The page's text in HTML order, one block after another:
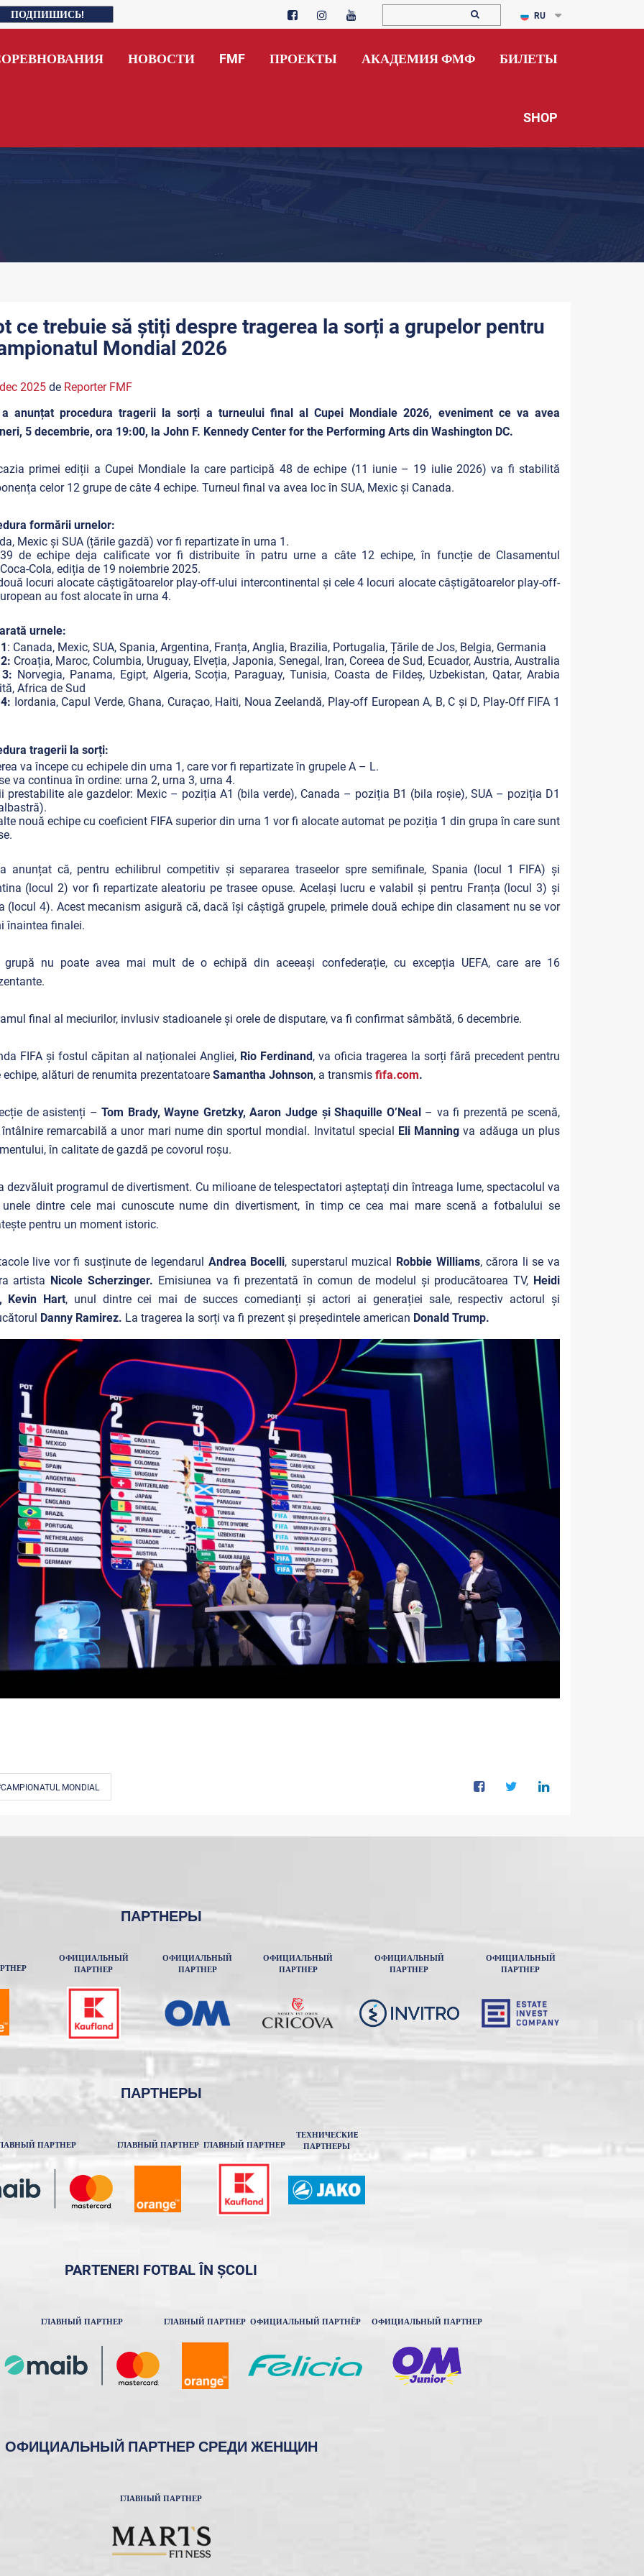
ПОДПИШИСЬ! RU
НОВОСТИ FMF ПРОЕКТЫ АКАДЕМИЯ ФМФ БИЛЕТЫ
SHOP
ce trebuie să știți despre tragerea la sorți a grupelor pentru
Mondial 2026
2025de Reporter FMF
a anunțat procedura tragerii la sorți a turneului final al Cupei Mondiale 2026, eveniment ce va avea
5 decembrie, ora 19:00, la John F. Kennedy Center for the Performing Arts din Washington DC.
primei ediții a Cupei Mondiale la care participă 48 de echipe (11 iunie – 19 iulie 2026) va fi stabilită
celor 12 grupe de câte 4 echipe. Turneul final va avea loc în SUA, Mexic și Canada.
formării urnelor:
Mexic și SUA (țările gazdă) vor fi repartizate în urna 1.
de echipe deja calificate vor fi distribuite în patru urne a câte 12 echipe, în funcție de Clasamentul
Cola, ediția de 19 noiembrie 2025.
locuri alocate câștigătoarelor play-off-ului intercontinental și cele 4 locuri alocate câștigătoarelor play-off-
au fost alocate în urna 4.
urnele:
: Canada, Mexic, SUA, Spania, Argentina, Franța, Anglia, Brazilia, Portugalia, Țările de Jos, Belgia, Germania
Croația, Maroc, Columbia, Uruguay, Elveția, Japonia, Senegal, Iran, Coreea de Sud, Ecuador, Austria, Australia
Norvegia, Panama, Egipt, Algeria, Scoția, Paraguay, Tunisia, Coasta de Fildeș, Uzbekistan, Qatar, Arabia
Africa de Sud
Iordania, Capul Verde, Ghana, Curaçao, Haiti, Noua Zeelandă, Play-off European A, B, C și D, Play-Off FIFA 1
tragerii la sorți:
va începe cu echipele din urna 1, care vor fi repartizate în grupele A – L.
va continua în ordine: urna 2, urna 3, urna 4.
prestabilite ale gazdelor: Mexic – poziția A1 (bila verde), Canada – poziția B1 (bila roșie), SUA – poziția D1
nouă echipe cu coeficient FIFA superior din urna 1 vor fi alocate automat pe poziția 1 din grupa în care sunt
a anunțat că, pentru echilibrul competitiv și separarea traseelor spre semifinale, Spania (locul 1 FIFA) și
(locul 2) vor fi repartizate aleatoriu pe trasee opuse. Același lucru e valabil și pentru Franța (locul 3) și
(locul 4). Acest mecanism asigură că, dacă își câștigă grupele, primele două echipe din clasament nu se vor
înaintea finalei.
grupă nu poate avea mai mult de o echipă din aceeași confederație, cu excepția UEFA, care are 16
final al meciurilor, invlusiv stadioanele și orele de disputare, va fi confirmat sâmbătă, 6 decembrie.
FIFA și fostul căpitan al naționalei Angliei, Rio Ferdinand, va oficia tragerea la sorți fără precedent pentru
echipe, alături de renumita prezentatoare Samantha Johnson, a transmis fifa.com.
de asistenți –Tom Brady, Wayne Gretzky, Aaron Judge și Shaquille O’Neal – va fi prezentă pe scenă,
remarcabilă a unor mari nume din sportul mondial. Invitatul special Eli Manningva adăuga un plus
în calitate de gazdă pe covorul roșu.
dezvăluit programul de divertisment. Cu milioane de telespectatori așteptați din întreaga lume, spectacolul va
unele dintre cele mai cunoscute nume din divertisment, în timp ce cea mai mare scenă a fotbalului se
pentru un moment istoric.
live vor fi susținute de legendarul Andrea Bocelli, superstarul muzical Robbie Williams, cărora li se va
artista Nicole Scherzinger. Emisiunea va fi prezentată în comun de modelul și producătoarea TV, Heidi
Kevin Hart, unul dintre cei mai de succes comedianți și actori ai generației sale, respectiv actorul și
Danny Ramirez. La tragerea la sorți va fi prezent și președintele american Donald Trump.
MONDIAL
ПАРТНЕРЫ
ОФИЦИАЛЬНЫЙ
ПАРТНЕР
ОФИЦИАЛЬНЫЙ
ПАРТНЕР
ОФИЦИАЛЬНЫЙ
ПАРТНЕР
ОФИЦИАЛЬНЫЙ
ПАРТНЕР
ОФИЦИАЛЬНЫЙ
ПАРТНЕР
ПАРТНЕРЫ
ПАРТНЕР ГЛАВНЫЙ ПАРТНЕР ГЛАВНЫЙ ПАРТНЕР
ТЕХНИЧЕСКИE
ПАРТНЕРЫ
PARTENERI FOTBAL ÎN ȘCOLI
ГЛАВНЫЙ ПАРТНЕР ГЛАВНЫЙ ПАРТНЕР ОФИЦИАЛЬНЫЙ ПАРТНЁР ОФИЦИАЛЬНЫЙ ПАРТНЕР
ОФИЦИАЛЬНЫЙ ПАРТНЕР СРЕДИ ЖЕНЩИН
ГЛАВНЫЙ ПАРТНЕР